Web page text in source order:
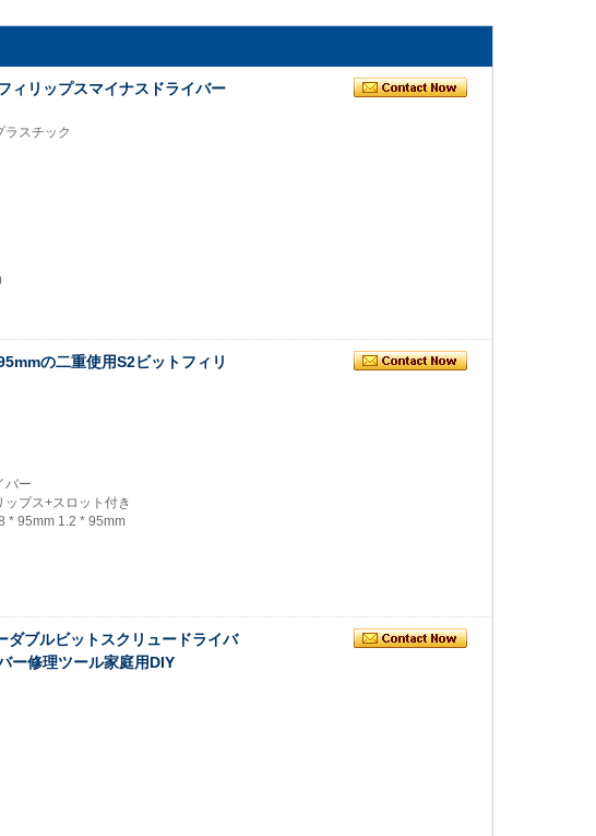
ィリップスマイナスドライバー
ラスチック
の二重使用S2ビットフィリ
バー
プス+スロット付き
* 95mm 1.2 * 95mm
ブルビットスクリュードライバ
ー修理ツール家庭用DIY